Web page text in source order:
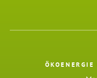
ÖKOENERGIE